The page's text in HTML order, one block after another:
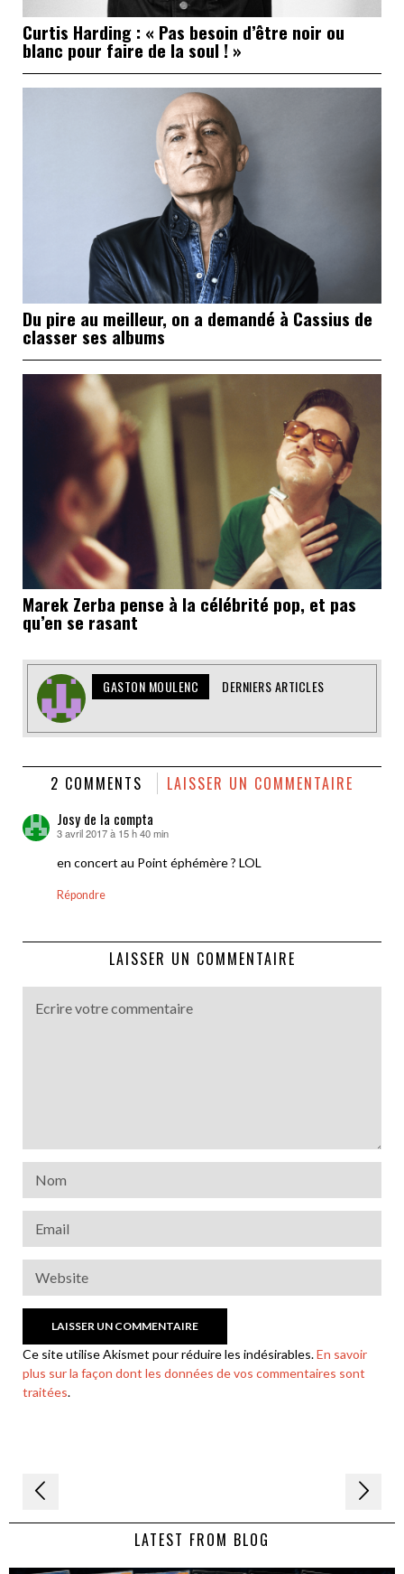
Curtis Harding : « Pas besoin d’être noir ou
blanc pour faire de la soul ! »
Du pire au meilleur, on a demandé à Cassius de
classer ses albums
Marek Zerba pense à la célébrité pop, et pas
qu’en se rasant
GASTON MOULENC DERNIERS ARTICLES
2 COMMENTS LAISSER UN COMMENTAIRE
Josy de la compta
dit :
3 avril 2017 à 15 h 40 min
en concert au Point éphémère ? LOL
Répondre
LAISSER UN COMMENTAIRE
Ce site utilise Akismet pour réduire les indésirables.En savoir
plus sur la façon dont les données de vos commentaires sont
traitées.
Navigation
de LATEST FROM BLOG